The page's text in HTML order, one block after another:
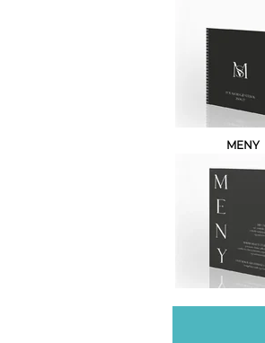
MENY